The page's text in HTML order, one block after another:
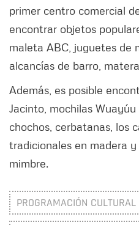
primer centro comercial
encontrar objetos
maleta ABC, juguetes de
alcancías de barro,
Además, es posible
Jacinto, mochilas
chochos, cerbatanas, los
tradicionales en madera
mimbre.
PROGRAMACIÓN CULTURAL